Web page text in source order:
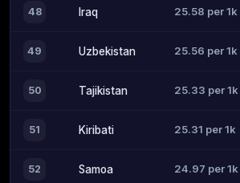
48 Iraq 25.58 per 1k
49 Uzbekistan 25.56 per 1k
50 Tajikistan 25.33 per 1k
51 Kiribati 25.31 per 1k
52 Samoa 24.97 per 1k